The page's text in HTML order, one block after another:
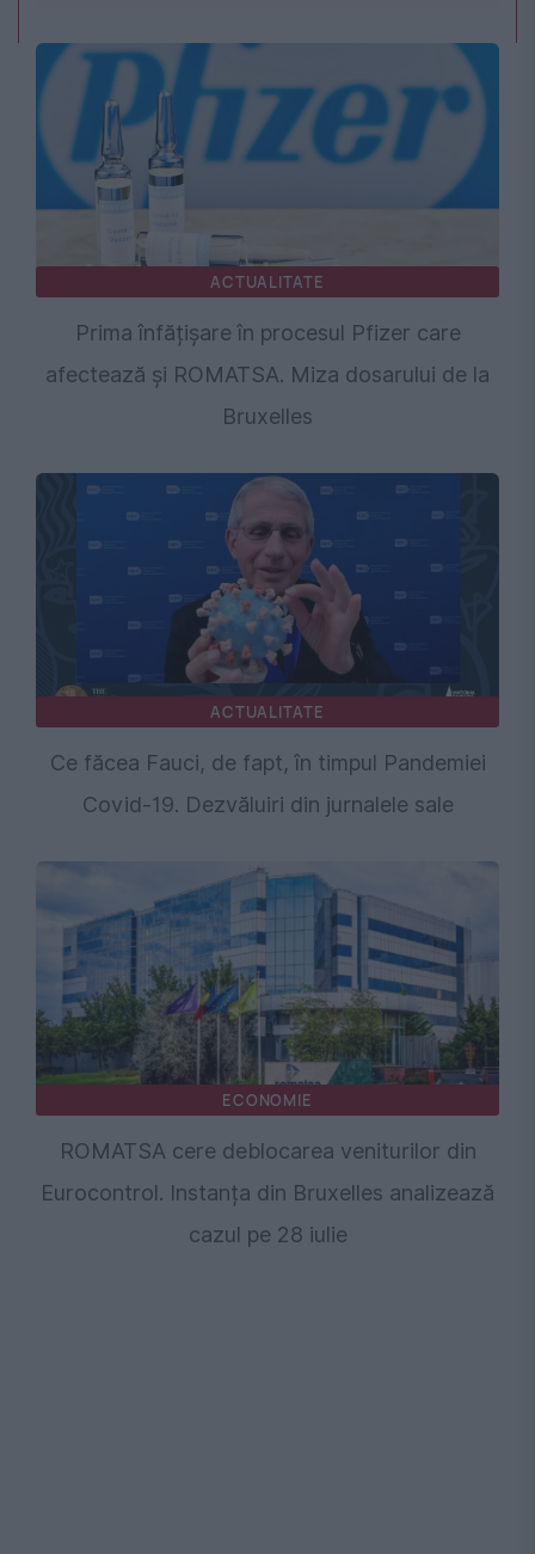
ACTUALITATE
Prima înfățișare în procesul Pfizer care
afectează și ROMATSA. Miza dosarului de la
Bruxelles
ACTUALITATE
Ce făcea Fauci, de fapt, în timpul Pandemiei
Covid-19. Dezvăluiri din jurnalele sale
ECONOMIE
ROMATSA cere deblocarea veniturilor din
Eurocontrol. Instanța din Bruxelles analizează
cazul pe 28 iulie